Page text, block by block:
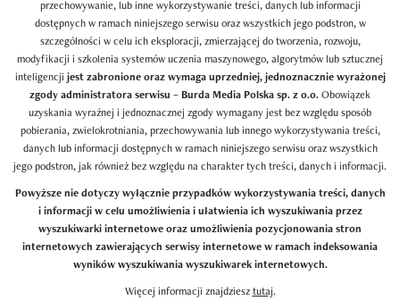
przechowywanie, lub inne wykorzystywanie treści, danych lub informacji
dostępnych w ramach niniejszego serwisu oraz wszystkich jego podstron, w
szczególności w celu ich eksploracji, zmierzającej do tworzenia, rozwoju,
modyfikacji i szkolenia systemów uczenia maszynowego, algorytmów lub sztucznej
inteligencji jest zabronione oraz wymaga uprzedniej, jednoznacznie wyrażonej
zgody administratora serwisu – Burda Media Polska sp. z o.o.Obowiązek
uzyskania wyraźnej i jednoznacznej zgody wymagany jest bez względu sposób
pobierania, zwielokrotniania, przechowywania lub innego wykorzystywania treści,
danych lub informacji dostępnych w ramach niniejszego serwisu oraz wszystkich
jego podstron, jak również bez względu na charakter tych treści, danych i informacji.
Powyższe nie dotyczy wyłącznie przypadków wykorzystywania treści, danych
i informacji w celu umożliwienia i ułatwienia ich wyszukiwania przez
wyszukiwarki internetowe oraz umożliwienia pozycjonowania stron
internetowych zawierających serwisy internetowe w ramach indeksowania
wyników wyszukiwania wyszukiwarek internetowych.
Więcej informacji znajdziesztutaj.